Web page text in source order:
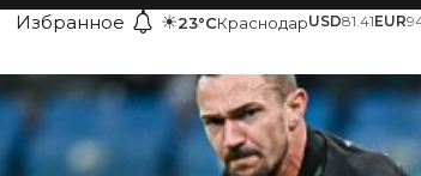
Избранное ☀23°CКраснодарUSD81.41EUR